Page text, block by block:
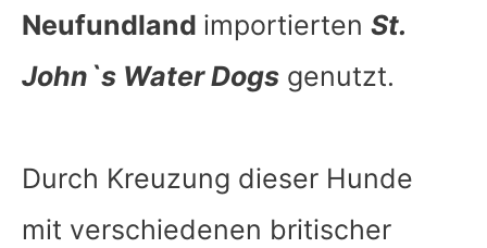
Neufundland importierten St.
John`s Water Dogsgenutzt.
Durch Kreuzung dieser Hunde
mit verschiedenen britischer